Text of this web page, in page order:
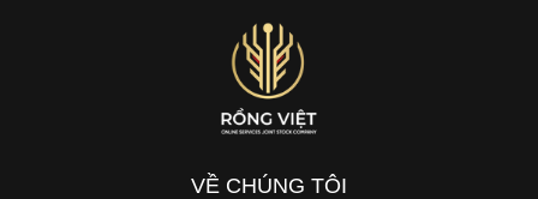
VỀ CHÚNG TÔI